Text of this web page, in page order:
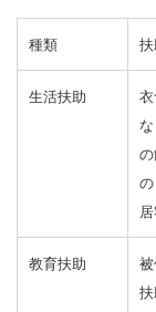
種類
生活扶助
の
教育扶助